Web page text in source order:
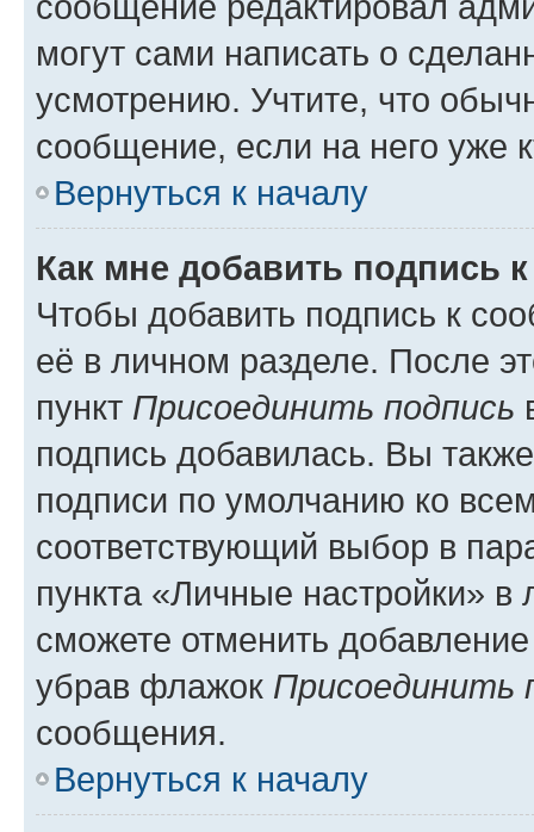
могут сами написать о
усмотрению. Учтите, что
сообщение, если на него уже
Вернуться к началу
Как мне добавить подпись
Чтобы добавить подпись к
её в личном разделе. После
пункт Присоединить подпись
подпись добавилась. Вы
подписи по умолчанию ко
соответствующий выбор в
пункта «Личные настройки»
сможете отменить
убрав флажок Присоединить
сообщения.
Вернуться к началу